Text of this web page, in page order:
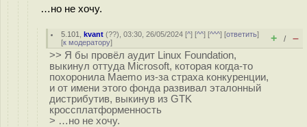
…но не хочу.
5.101 ,kvant (??), 03:30, 26/05/2024 [^] [^^] [^^^] [ответить]
[к модератору] + / –
>> Я бы провёл аудит Linux Foundation,
выкинул оттуда Microsoft, которая когда-то
похоронила Maemo из-за страха конкуренции,
и от имени этого фонда развивал эталонный
дистрибутив, выкинув из GTK
кроссплатформенность
> …но не хочу.